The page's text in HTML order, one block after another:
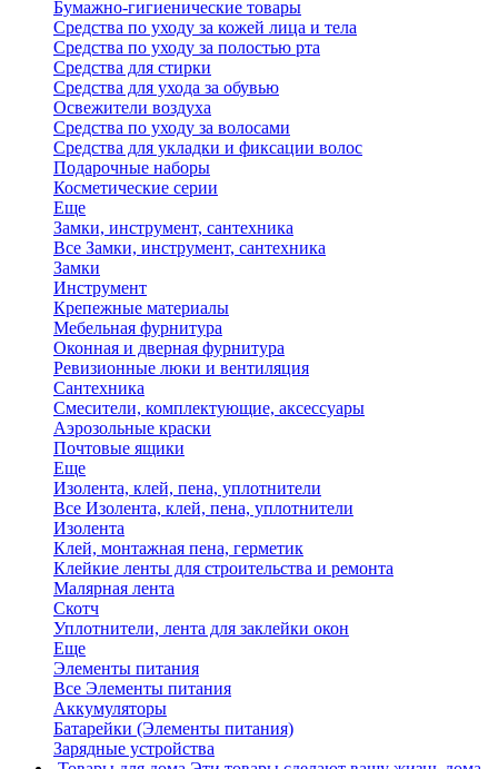
Бумажно-гигиенические товары
Средства по уходу за кожей лица и тела
Средства по уходу за полостью рта
Средства для стирки
Средства для ухода за обувью
Освежители воздуха
Средства по уходу за волосами
Средства для укладки и фиксации волос
Подарочные наборы
Косметические серии
Еще
Замки, инструмент, сантехника
Все Замки, инструмент, сантехника
Замки
Инструмент
Крепежные материалы
Мебельная фурнитура
Оконная и дверная фурнитура
Ревизионные люки и вентиляция
Сантехника
Смесители, комплектующие, аксессуары
Аэрозольные краски
Почтовые ящики
Еще
Изолента, клей, пена, уплотнители
Все Изолента, клей, пена, уплотнители
Изолента
Клей, монтажная пена, герметик
Клейкие ленты для строительства и ремонта
Малярная лента
Скотч
Уплотнители, лента для заклейки окон
Еще
Элементы питания
Все Элементы питания
Аккумуляторы
Батарейки (Элементы питания)
Зарядные устройства